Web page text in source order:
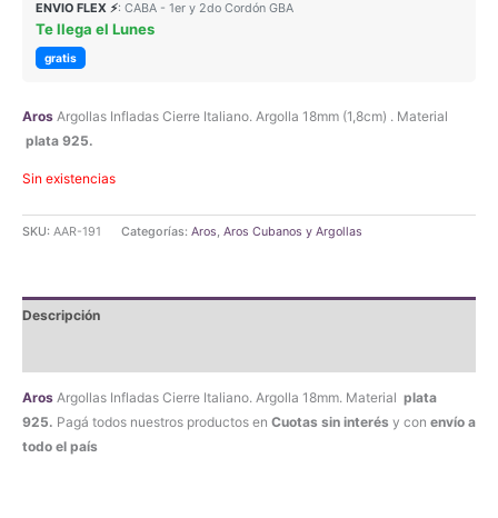
$56.690,00.$53.855,50.
ENVIO FLEX ⚡: CABA - 1er y 2do Cordón GBA
Te llega el Lunes
gratis
Aros Argollas Infladas Cierre Italiano. Argolla 18mm (1,8cm) . Material
plata 925.
Sin existencias
SKU: AAR-191 Categorías: Aros, Aros Cubanos y Argollas
Descripción
Aros Argollas Infladas Cierre Italiano. Argolla 18mm. Material plata
925. Pagá todos nuestros productos en Cuotas sin interés y con envío a
todo el país